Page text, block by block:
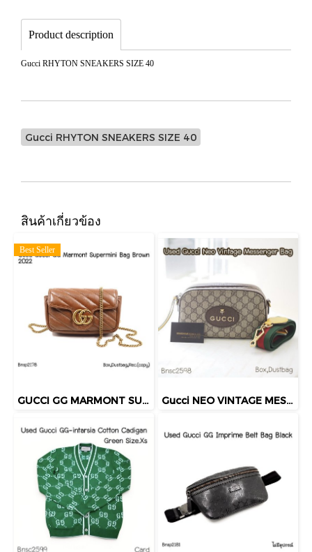
Product description
Gucci RHYTON SNEAKERS SIZE 40
Gucci RHYTON SNEAKERS SIZE 40
สินค้าเกี่ยวข้อง
Best Seller
GUCCI GG MARMONT SUPERMINI BAG BROWN 2022 Gucci NEO VINTAGE MESSENGER BAG